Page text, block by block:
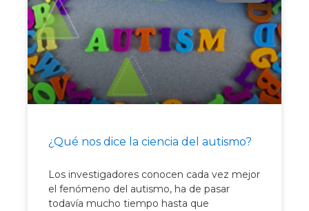
¿Qué nos dice la ciencia del autismo?
Los investigadores conocen cada vez mejor
el fenómeno del autismo, ha de pasar
todavía mucho tiempo hasta que